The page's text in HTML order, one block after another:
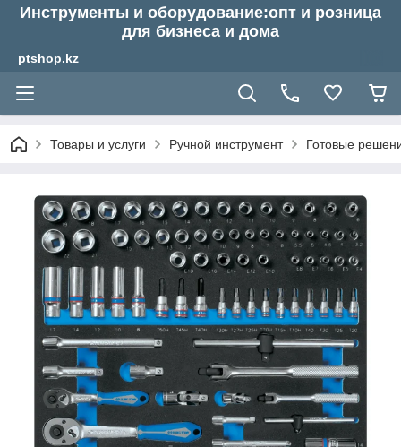
Инструменты и оборудование:опт и розница
для бизнеса и дома
ptshop.kz
Товары и услуги Ручной инструмент Готовые